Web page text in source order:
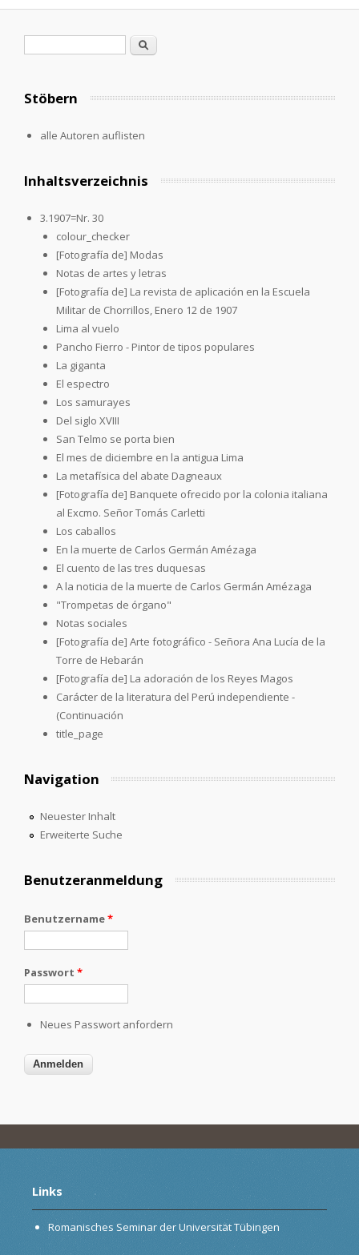
Suche
Stöbern
alle Autoren auflisten
Inhaltsverzeichnis
3.1907=Nr. 30
colour_checker
[Fotografía de] Modas
Notas de artes y letras
[Fotografía de] La revista de aplicación en la Escuela
Militar de Chorrillos, Enero 12 de 1907
Lima al vuelo
Pancho Fierro - Pintor de tipos populares
La giganta
El espectro
Los samurayes
Del siglo XVIII
San Telmo se porta bien
El mes de diciembre en la antigua Lima
La metafísica del abate Dagneaux
[Fotografía de] Banquete ofrecido por la colonia italiana
al Excmo. Señor Tomás Carletti
Los caballos
En la muerte de Carlos Germán Amézaga
El cuento de las tres duquesas
A la noticia de la muerte de Carlos Germán Amézaga
"Trompetas de órgano"
Notas sociales
[Fotografía de] Arte fotográfico - Señora Ana Lucía de la
Torre de Hebarán
[Fotografía de] La adoración de los Reyes Magos
Carácter de la literatura del Perú independiente -
(Continuación
title_page
Navigation
Neuester Inhalt
Erweiterte Suche
Benutzeranmeldung
Benutzername*
Passwort *
Neues Passwort anfordern
Links
Romanisches Seminar der Universität Tübingen